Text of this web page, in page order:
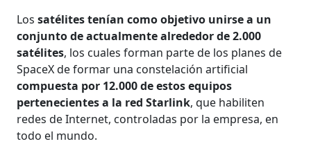
Lossatélites tenían como objetivo unirse a un
conjunto de actualmente alrededor de 2.000
satélites, los cuales forman parte de los planes de
SpaceX de formar una constelación artificial
compuesta por 12.000 de estos equipos
pertenecientes a la red Starlink, que habiliten
redes de Internet, controladas por la empresa, en
todo el mundo.